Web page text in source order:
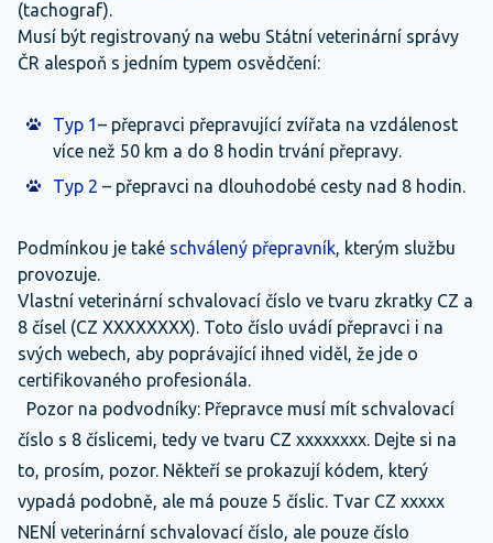
(tachograf).
Musí být registrovaný na webu Státní veterinární správy
ČR alespoň s jedním typem osvědčení:
Typ 1– přepravci přepravující zvířata na vzdálenost
více než 50 km a do 8 hodin trvání přepravy.
Typ 2 – přepravci na dlouhodobé cesty nad 8 hodin.
Podmínkou je také schválený přepravník, kterým službu
provozuje.
Vlastní veterinární schvalovací číslo ve tvaru zkratky CZ a
8 čísel (CZ XXXXXXXX). Toto číslo uvádí přepravci i na
svých webech, aby poprávající ihned viděl, že jde o
certifikovaného profesionála.
Pozor na podvodníky: Přepravce musí mít schvalovací
číslo s 8 číslicemi, tedy ve tvaru CZ xxxxxxxx. Dejte si na
to, prosím, pozor. Někteří se prokazují kódem, který
vypadá podobně, ale má pouze 5 číslic. Tvar CZ xxxxx
NENÍ veterinární schvalovací číslo, ale pouze číslo